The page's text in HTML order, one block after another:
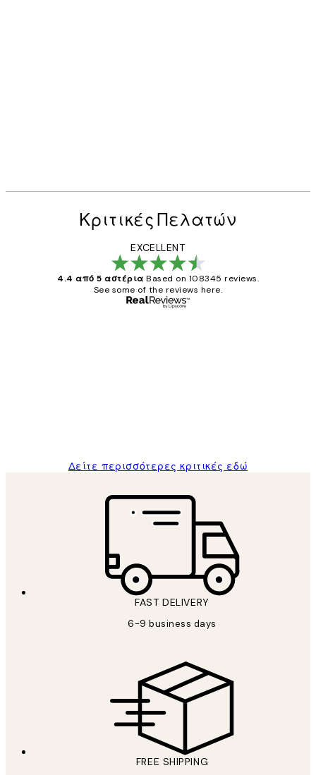
Κριτικές Πελατών
EXCELLENT
4.4 από 5 αστέρια Based on 108345 reviews.
See some of the reviews here.
Δείτε περισσότερες κριτικές εδώ
FAST DELIVERY
6-9 business days
FREE SHIPPING